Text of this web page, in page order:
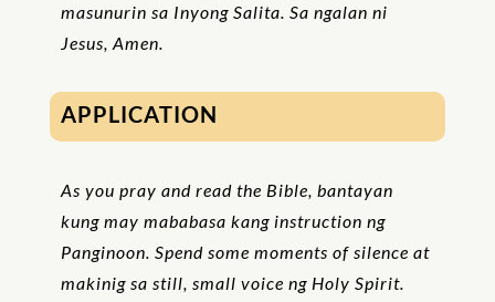
masunurin sa Inyong Salita. Sa ngalan ni
Jesus, Amen.
APPLICATION
As you pray and read the Bible, bantayan
kung may mababasa kang instruction ng
Panginoon. Spend some moments of silence at
makinig sa still, small voice ng Holy Spirit.